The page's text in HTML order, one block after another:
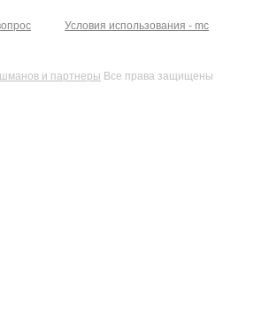
Условия использования - mc
и партнеры Все права защищены